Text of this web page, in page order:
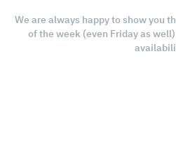
We are always happy to show you
of the week (even Friday as